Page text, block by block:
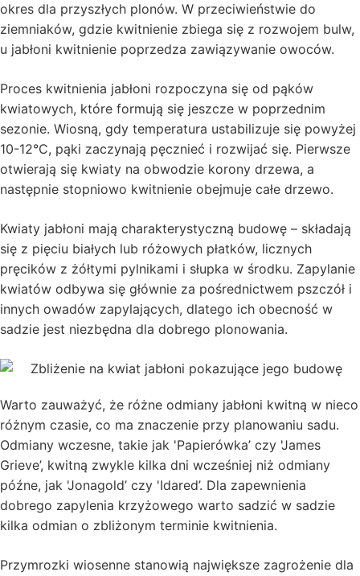
okres dla przyszłych plonów. W przeciwieństwie do
ziemniaków, gdzie kwitnienie zbiega się z rozwojem bulw,
u jabłoni kwitnienie poprzedza zawiązywanie owoców.
Proces kwitnienia jabłoni rozpoczyna się od pąków
kwiatowych, które formują się jeszcze w poprzednim
sezonie. Wiosną, gdy temperatura ustabilizuje się powyżej
10-12°C, pąki zaczynają pęcznieć i rozwijać się. Pierwsze
otwierają się kwiaty na obwodzie korony drzewa, a
następnie stopniowo kwitnienie obejmuje całe drzewo.
Kwiaty jabłoni mają charakterystyczną budowę – składają
się z pięciu białych lub różowych płatków, licznych
pręcików z żółtymi pylnikami i słupka w środku. Zapylanie
kwiatów odbywa się głównie za pośrednictwem pszczół i
innych owadów zapylających, dlatego ich obecność w
sadzie jest niezbędna dla dobrego plonowania.
Warto zauważyć, że różne odmiany jabłoni kwitną w nieco
różnym czasie, co ma znaczenie przy planowaniu sadu.
Odmiany wczesne, takie jak 'Papierówka’ czy 'James
Grieve’, kwitną zwykle kilka dni wcześniej niż odmiany
późne, jak 'Jonagold’ czy 'Idared’. Dla zapewnienia
dobrego zapylenia krzyżowego warto sadzić w sadzie
kilka odmian o zbliżonym terminie kwitnienia.
Przymrozki wiosenne stanowią największe zagrożenie dla